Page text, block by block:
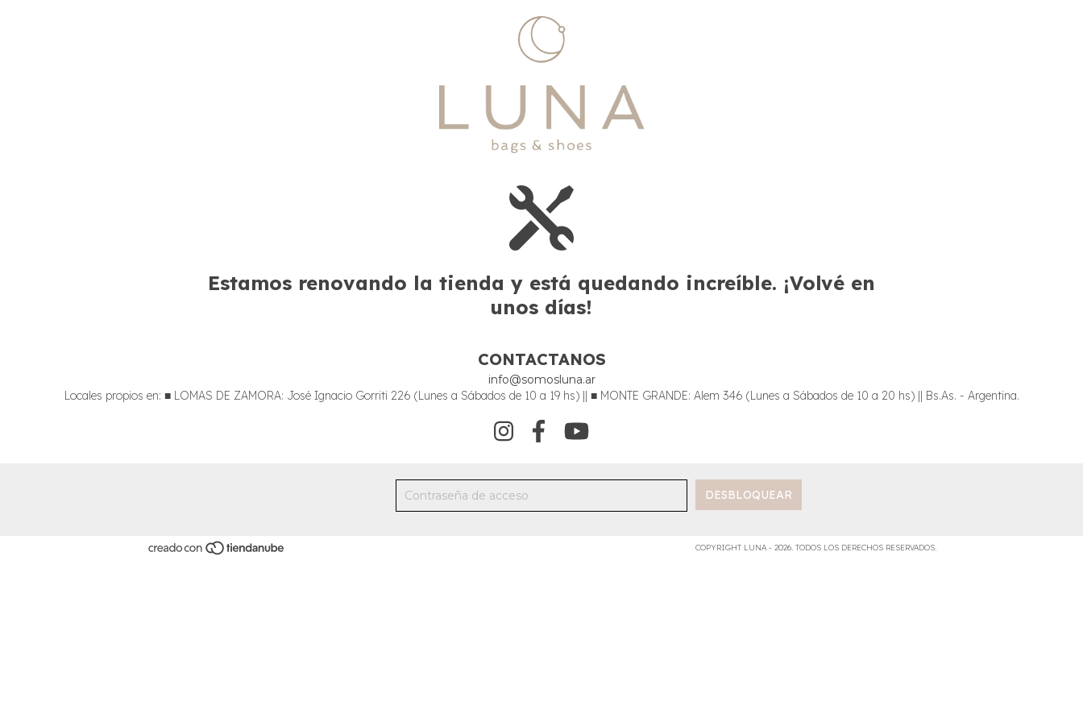
Estamos renovando la tienda y está quedando increíble. ¡Volvé en
unos días!
CONTACTANOS
info@somosluna.ar
Locales propios en: ■ LOMAS DE ZAMORA: José Ignacio Gorriti 226 (Lunes a Sábados de 10 a 19 hs) || ■ MONTE GRANDE: Alem 346 (Lunes a Sábados de 10 a 20 hs) || Bs.As. - Argentina.
COPYRIGHT LUNA - 2026. TODOS LOS DERECHOS RESERVADOS.